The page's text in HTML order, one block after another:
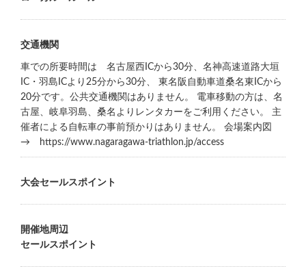
交通機関
車での所要時間は 名古屋西ICから30分、名神高速道路大垣
IC・羽島ICより25分から30分、 東名阪自動車道桑名東ICから
20分です。公共交通機関はありません。 電車移動の方は、名
古屋、岐阜羽島、桑名よりレンタカーをご利用ください。 主
催者による自転車の事前預かりはありません。 会場案内図
→ https://www.nagaragawa-triathlon.jp/access​
大会セールスポイント
開催地周辺
セールスポイント